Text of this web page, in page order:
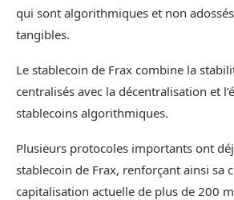
qui sont algorithmiques et non
tangibles.
Le stablecoin de Frax combine la
centralisés avec la décentralisation et
stablecoins algorithmiques.
Plusieurs protocoles importants ont
stablecoin de Frax, renforçant ainsi sa
capitalisation actuelle de plus de 200